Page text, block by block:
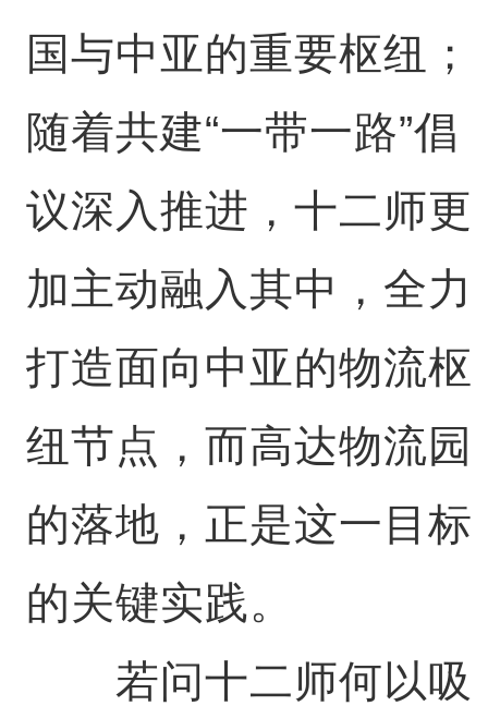
国与中亚的重要枢纽；
随着共建“一带一路”倡
议深入推进，十二师更
加主动融入其中，全力
打造面向中亚的物流枢
纽节点，而高达物流园
的落地，正是这一目标
的关键实践。
若问十二师何以吸